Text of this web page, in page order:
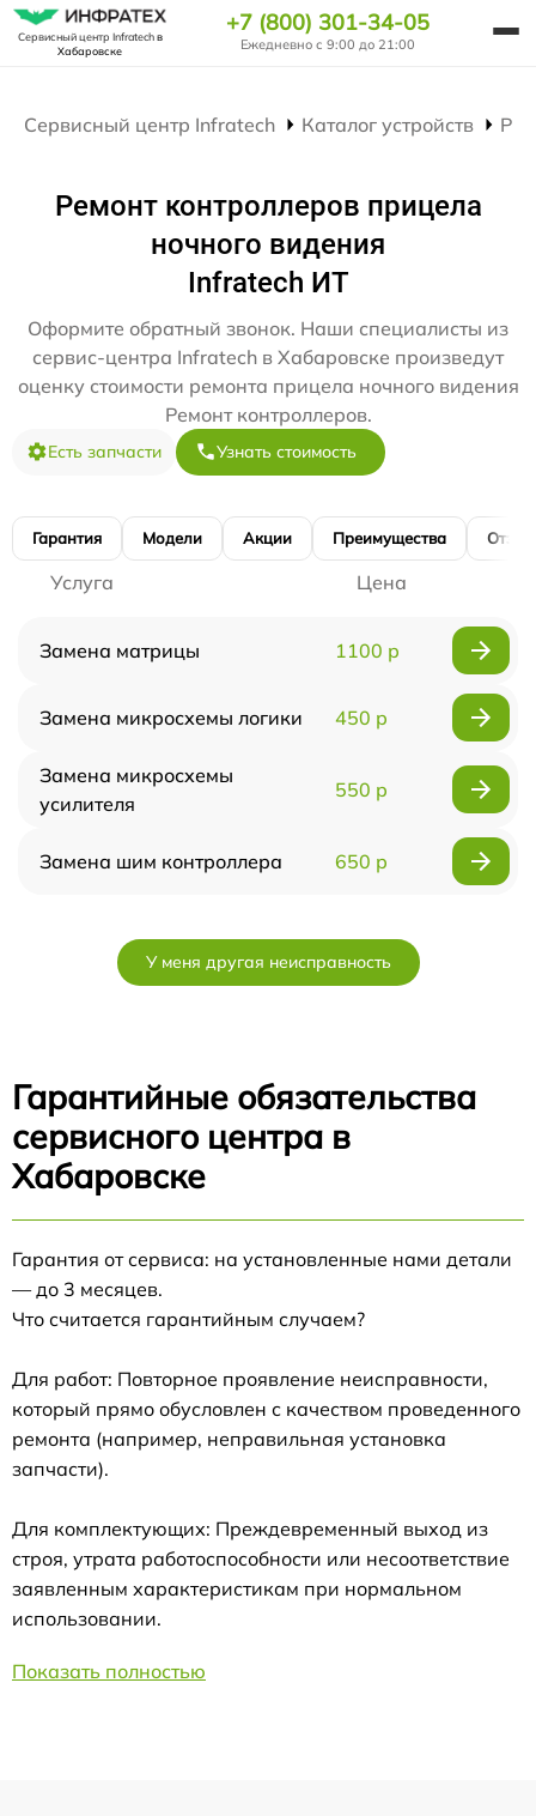
Сервисный центр Infratechв
Хабаровске
+7 (800) 301-34-05
Ежедневно с 9:00 до 21:00
Сервисный центр Infratech Каталог устройств
Ремонт контроллеров прицела
ночного видения
Infratech ИТ
Оформите обратный звонок. Наши специалисты из
сервис-центра Infratech в Хабаровске произведут
оценку стоимости ремонта прицела ночного видения
Ремонт контроллеров.
Есть запчасти Узнать стоимость
Гарантия Модели Акции Преимущества
Услуга Цена
Замена матрицы 1100 р
Замена микросхемы логики 450 р
Замена микросхемы
усилителя
550 р
Замена шим контроллера 650 р
У меня другая неисправность
Гарантийные обязательства
сервисного центра в
Хабаровске
Гарантия от сервиса: на установленные нами детали
— до 3 месяцев.
Что считается гарантийным случаем?
Для работ: Повторное проявление неисправности,
который прямо обусловлен с качеством проведенного
ремонта (например, неправильная установка
запчасти).
Для комплектующих: Преждевременный выход из
строя, утрата работоспособности или несоответствие
заявленным характеристикам при нормальном
использовании.
Показать полностью